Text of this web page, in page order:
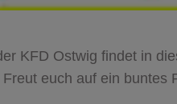
KFD Ostwig findet in
euch auf ein buntes